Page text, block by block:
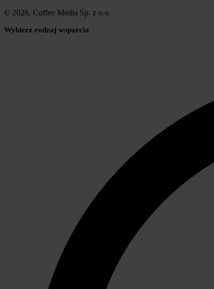
© 2026, Coffee Media Sp. z o.o.
Wybierz rodzaj wsparcia